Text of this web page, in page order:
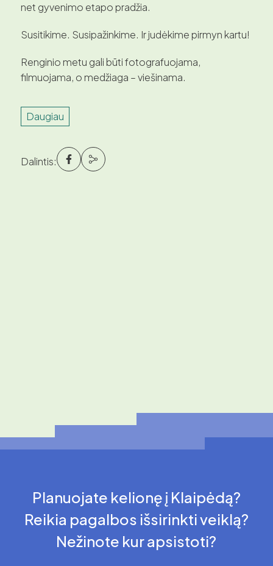
net gyvenimo etapo pradžia.
Susitikime. Susipažinkime. Ir judėkime pirmyn kartu!
Renginio metu gali būti fotografuojama,
filmuojama, o medžiaga – viešinama.
Daugiau
Dalintis:
Planuojate kelionę į Klaipėdą?
Reikia pagalbos išsirinkti veiklą?
Nežinote kur apsistoti?